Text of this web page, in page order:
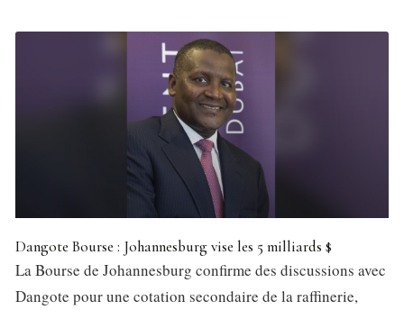
Dangote Bourse : Johannesburg vise les 5 milliards $
La Bourse de Johannesburg confirme des discussions avec
Dangote pour une cotation secondaire de la raffinerie,